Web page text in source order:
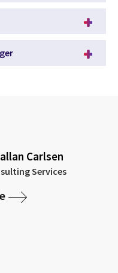
Carlsen
Services